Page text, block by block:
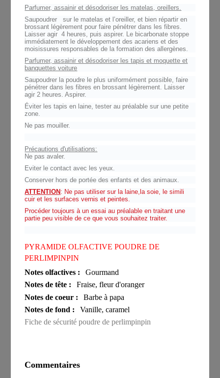
Parfumer, assainir et désodoriser les matelas, oreillers.
Saupoudrer sur le matelas et l’oreiller, et bien répartir en
brossant légèrement pour faire pénétrer dans les fibres.
Laisser agir 4 heures, puis aspirer. Le bicarbonate stoppe
immédiatement le développement des acariens et des
moisissures responsables de la formation des allergènes.
Parfumer, assainir et désodoriser les tapis et moquette et
banquettes voiture
Saupoudrer la poudre le plus uniformément possible, faire
pénétrer dans les fibres en brossant légèrement. Laisser
agir 2 heures. Aspirer.
Éviter les tapis en laine, tester au préalable sur une petite
zone.
Ne pas mouiller.
Précautions d'utilisations:
Ne pas avaler.
Eviter le contact avec les yeux.
Conserver hors de portée des enfants et des animaux.
ATTENTION : Ne pas utiliser sur la laine,la soie, le simili
cuir et les surfaces vernis et peintes.
Procéder toujours à un essai au préalable en traitant une
partie peu visible de ce que vous souhaitez traiter.
PYRAMIDE OLFACTIVE POUDRE DE
PERLIMPINPIN
Notes olfactives :
Gourmand
Notes de tête :
Fraise, fleur d'oranger
Notes de coeur :
Barbe à papa
Notes de fond :
Vanille, caramel
Fiche de sécurité poudre de perlimpinpin
Commentaires